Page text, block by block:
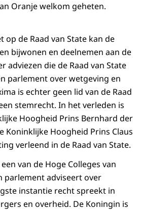
Oranje welkom geheten.
op de Raad van State kan de
bijwonen en deelnemen aan de
adviezen die de Raad van State
parlement over wetgeving en
is echter geen lid van de Raad
stemrecht. In het verleden is
Hoogheid Prins Bernhard der
Koninklijke Hoogheid Prins Claus
verleend in de Raad van State.
van de Hoge Colleges van
parlement adviseert over
instantie recht spreekt in
en overheid. De Koningin is